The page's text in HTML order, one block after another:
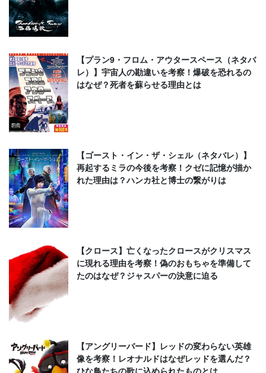
【プラン9・フロム・アウタースペース（ネタバ
レ）】宇宙人の勘違いを考察！爆破を恐れるの
はなぜ？死者を蘇らせる理由とは
【ゴースト・イン・ザ・シェル（ネタバレ）】
再起するミラの今後を考察！クゼに記憶が描か
れた理由は？ハンカ社と博士の繋がりは
【クロース】亡くなったクロースがクリスマス
に現れる理由を考察！偽のおもちゃを準備して
たのはなぜ？ジャスパーの決意に迫る
【アングリーバード】レッドの変わらない英雄
像を考察！レオナルドはなぜレッドを選んだ？